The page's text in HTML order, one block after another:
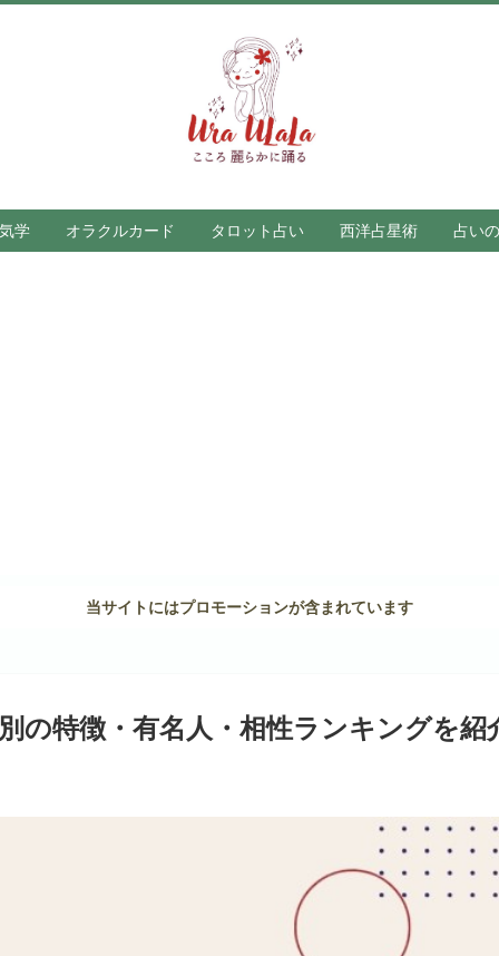
学 オラクルカード タロット占い 西洋占星術 占い
当サイトにはプロモーションが含まれています
の特徴・有名人・相性ランキングを紹